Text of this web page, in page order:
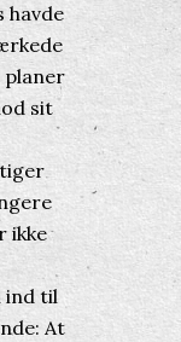
havde
planer
sit
ikke
ind til
At